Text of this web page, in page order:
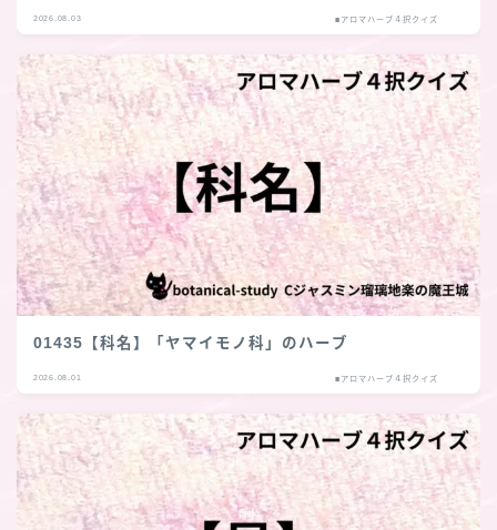
2026.08.03 ■アロマハーブ４択クイズ
01435【科名】「ヤマイモノ科」のハーブ
2026.08.01 ■アロマハーブ４択クイズ